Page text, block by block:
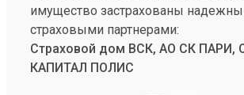
имущество застрахованы
страховыми партнерами:
Страховой дом ВСК, АО СК ПАРИ,
КАПИТАЛ ПОЛИС